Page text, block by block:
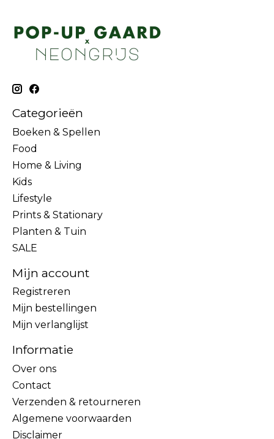
Categorieën
Boeken & Spellen
Food
Home & Living
Kids
Lifestyle
Prints & Stationary
Planten & Tuin
SALE
Mijn account
Registreren
Mijn bestellingen
Mijn verlanglijst
Informatie
Over ons
Contact
Verzenden & retourneren
Algemene voorwaarden
Disclaimer